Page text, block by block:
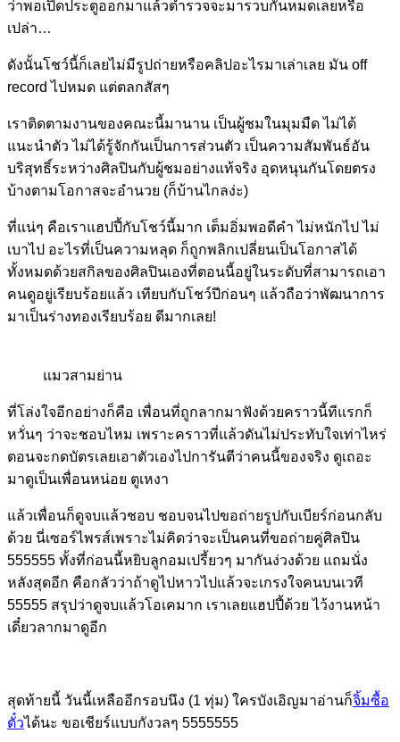
ว่าพอเปิดประตูออกมาแล้วตำรวจจะมารวบกันหมดเลยหรือ
เปล่า…
ดังนั้นโชว์นี้ก็เลยไม่มีรูปถ่ายหรือคลิปอะไรมาเล่าเลย มัน off
record ไปหมด แต่ตลกสัสๆ
เราติดตามงานของคณะนี้มานาน เป็นผู้ชมในมุมมืด ไม่ได้
แนะนำตัว ไม่ได้รู้จักกันเป็นการส่วนตัว เป็นความสัมพันธ์อัน
บริสุทธิ์ระหว่างศิลปินกับผู้ชมอย่างแท้จริง อุดหนุนกันโดยตรง
บ้างตามโอกาสจะอำนวย (ก็บ้านไกลง่ะ)
ที่แน่ๆ คือเราแฮปปี้กับโชว์นี้มาก เต็มอิ่มพอดีคำ ไม่หนักไป ไม่
เบาไป อะไรที่เป็นความหลุด ก็ถูกพลิกเปลี่ยนเป็นโอกาสได้
ทั้งหมดด้วยสกิลของศิลปินเองที่ตอนนี้อยู่ในระดับที่สามารถเอา
คนดูอยู่เรียบร้อยแล้ว เทียบกับโชว์ปีก่อนๆ แล้วถือว่าพัฒนาการ
มาเป็นร่างทองเรียบร้อย ดีมากเลย!
แมวสามย่าน
ที่โล่งใจอีกอย่างก็คือ เพื่อนที่ถูกลากมาฟังด้วยคราวนี้ทีแรกก็
หวั่นๆ ว่าจะชอบไหม เพราะคราวที่แล้วดันไม่ประทับใจเท่าไหร่
ตอนจะกดบัตรเลยเอาตัวเองไปการันตีว่าคนนี้ของจริง ดูเถอะ
มาดูเป็นเพื่อนหน่อย ตูเหงา
แล้วเพื่อนก็ดูจบแล้วชอบ ชอบจนไปขอถ่ายรูปกับเบียร์ก่อนกลับ
ด้วย นี่เซอร์ไพรส์เพราะไม่คิดว่าจะเป็นคนที่ขอถ่ายคู่ศิลปิน
555555 ทั้งที่ก่อนนี้หยิบลูกอมเปรี้ยวๆ มากันง่วงด้วย แถมนั่ง
หลังสุดอีก คือกลัวว่าถ้าดูไปหาวไปแล้วจะเกรงใจคนบนเวที
55555 สรุปว่าดูจบแล้วโอเคมาก เราเลยแฮปปี้ด้วย ไว้งานหน้า
เดี๋ยวลากมาดูอีก
สุดท้ายนี้ วันนี้เหลืออีกรอบนึง (1 ทุ่ม) ใครบังเอิญมาอ่านก็จิ้มซื้อ
ตั๋วได้นะ ขอเชียร์แบบกังวลๆ 5555555